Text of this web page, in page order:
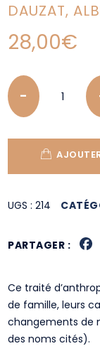
DAUZAT,
28,00€
Quantity
UGS :214
PARTAGER :
Ce traité
de famille, leurs
changements de
des noms cités).